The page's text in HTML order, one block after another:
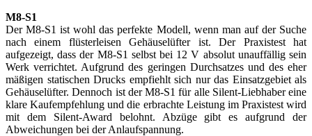
M8-S1
Der M8-S1 ist wohl das perfekte Modell, wenn man auf der Suche
nach einem flüsterleisen Gehäuselüfter ist. Der Praxistest hat
aufgezeigt, dass der M8-S1 selbst bei 12 V absolut unauffällig sein
Werk verrichtet. Aufgrund des geringen Durchsatzes und des eher
mäßigen statischen Drucks empfiehlt sich nur das Einsatzgebiet als
Gehäuselüfter. Dennoch ist der M8-S1 für alle Silent-Liebhaber eine
klare Kaufempfehlung und die erbrachte Leistung im Praxistest wird
mit dem Silent-Award belohnt. Abzüge gibt es aufgrund der
Abweichungen bei der Anlaufspannung.